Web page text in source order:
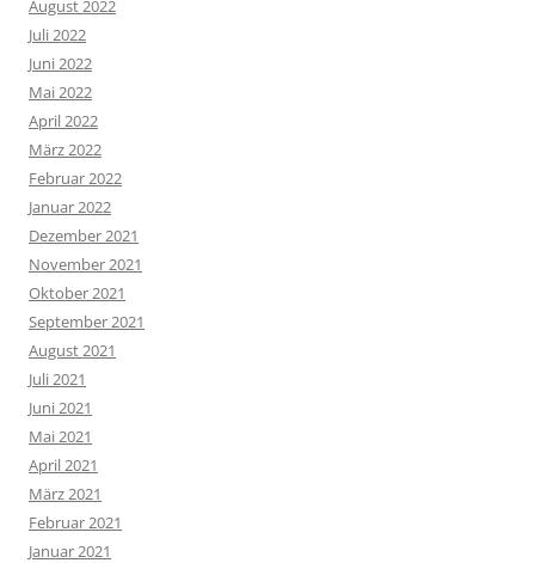
August 2022
Juli 2022
Juni 2022
Mai 2022
April 2022
März 2022
Februar 2022
Januar 2022
Dezember 2021
November 2021
Oktober 2021
September 2021
August 2021
Juli 2021
Juni 2021
Mai 2021
April 2021
März 2021
Februar 2021
Januar 2021